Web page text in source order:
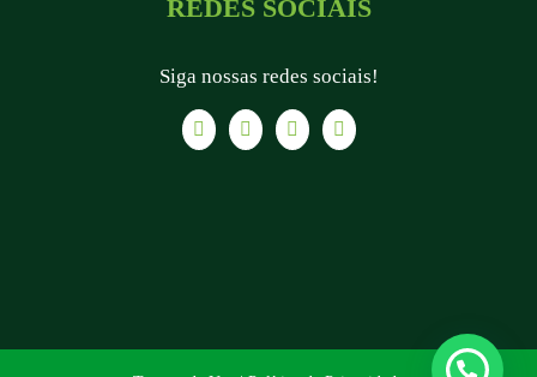
REDES SOCIAIS
Siga nossas redes sociais!